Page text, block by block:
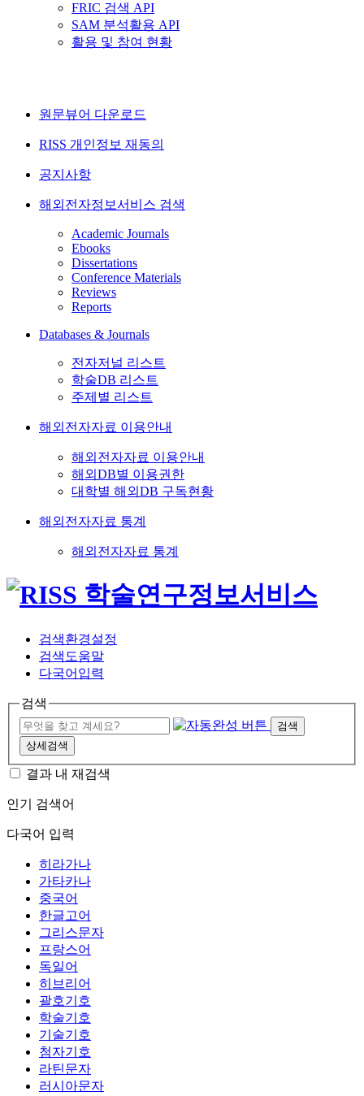
FRIC 검색 API
SAM 분석활용 API
활용 및 참여 현황
원문뷰어 다운로드
RISS 개인정보 재동의
공지사항
해외전자정보서비스 검색
Academic Journals
Ebooks
Dissertations
Conference Materials
Reviews
Reports
Databases & Journals
전자저널 리스트
학술DB 리스트
주제별 리스트
해외전자자료 이용안내
해외전자자료 이용안내
해외DB별 이용권한
대학별 해외DB 구독현황
해외전자자료 통계
해외전자자료 통계
검색환경설정
검색도움말
다국어입력
검색
검색
상세검색
결과 내 재검색
인기 검색어
다국어 입력
히라가나
가타카나
중국어
한글고어
그리스문자
프랑스어
독일어
히브리어
괄호기호
학술기호
기술기호
첨자기호
라틴문자
러시아문자